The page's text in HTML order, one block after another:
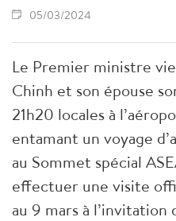
05/03/2024
Le Premier ministre
Chinh et son épouse
21h20 locales à
entamant un voyage
au Sommet spécial
effectuer une visite
au 9 mars à